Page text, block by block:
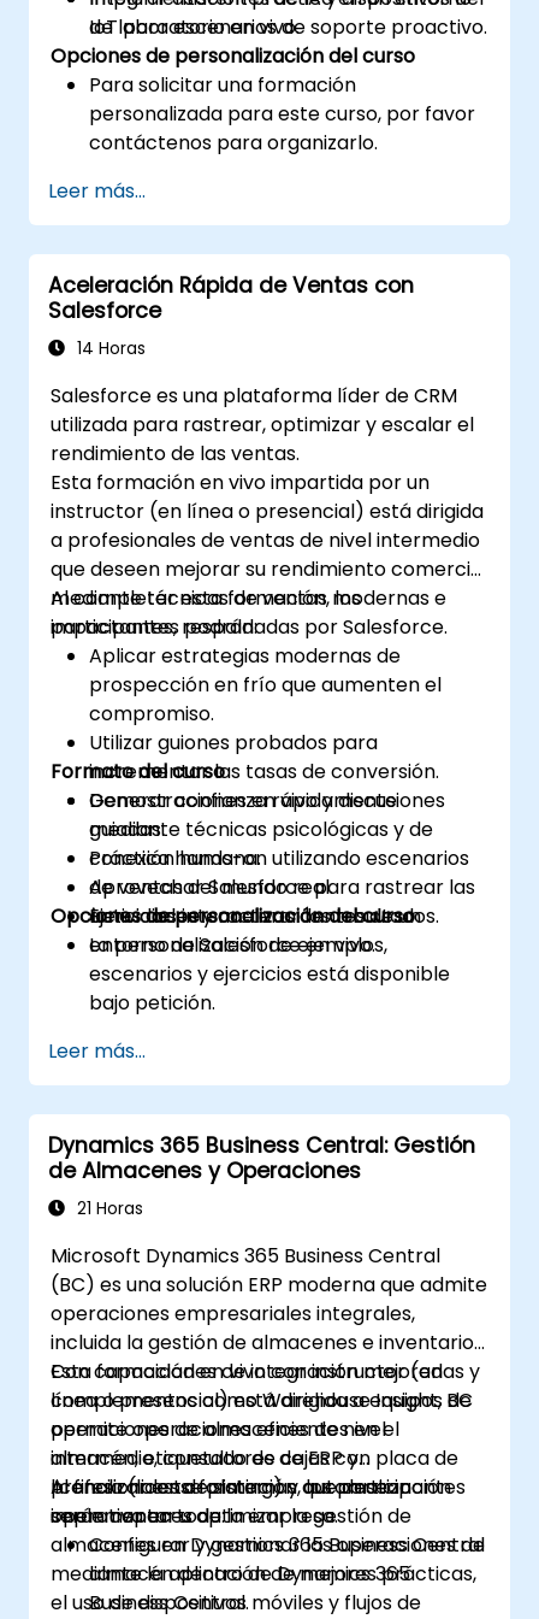
IoT para escenarios de soporte proactivo.
de laboratorio en vivo.
Opciones de personalización del curso
Para solicitar una formación
personalizada para este curso, por favor
contáctenos para organizarlo.
Leer más...
Aceleración Rápida de Ventas con
Salesforce
14 Horas
Salesforce es una plataforma líder de CRM
utilizada para rastrear, optimizar y escalar el
rendimiento de las ventas.
Esta formación en vivo impartida por un
instructor (en línea o presencial) está dirigida
a profesionales de ventas de nivel intermedio
que deseen mejorar su rendimiento comercial
mediante técnicas de ventas modernas e
impactantes, respaldadas por Salesforce.
Al completar esta formación, los
participantes podrán:
Aplicar estrategias modernas de
prospección en frío que aumenten el
compromiso.
Utilizar guiones probados para
incrementar las tasas de conversión.
Generar confianza rápidamente
mediante técnicas psicológicas y de
conexión humana.
Aprovechar Salesforce para rastrear las
actividades y acelerar los resultados.
Formato del curso
Demostraciones en vivo y discusiones
guiadas.
Práctica hands-on utilizando escenarios
de ventas del mundo real.
Ejercicios interactivos dentro de un
entorno de Salesforce en vivo.
Opciones de personalización del curso
La personalización de ejemplos,
escenarios y ejercicios está disponible
bajo petición.
Leer más...
Dynamics 365 Business Central: Gestión
de Almacenes y Operaciones
21 Horas
Microsoft Dynamics 365 Business Central
(BC) es una solución ERP moderna que admite
operaciones empresariales integrales,
incluida la gestión de almacenes e inventario.
Con capacidades de integración mejoradas y
complementos como Warehouse Insight, BC
permite operaciones eficientes en el
almacén, etiquetado de cajas con placa de
licencia (license plating) y automatización
operativa en toda la empresa.
Esta formación en vivo con instructor (en
línea o presencial) está dirigida a equipos de
operaciones de almacenes de nivel
intermedio, consultores de ERP y
profesionales de sistemas que desean
implementar u optimizar la gestión de
almacenes en Dynamics 365 Business Central
mediante la aplicación de mejores prácticas,
el uso de dispositivos móviles y flujos de
Al finalizar esta formación, los participantes
serán capaces de:
Configurar y gestionar las operaciones de
almacén dentro de Dynamics 365
Business Central.